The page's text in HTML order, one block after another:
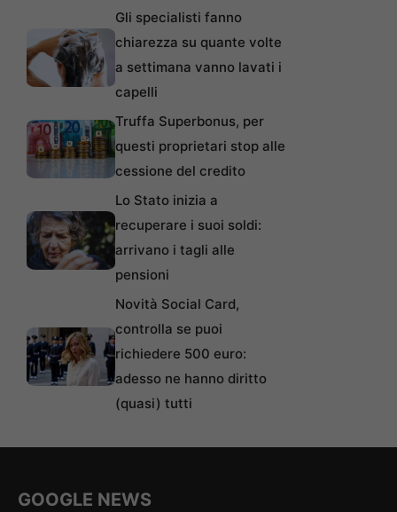
Gli specialisti fanno
chiarezza su quante volte
a settimana vanno lavati i
capelli
Truffa Superbonus, per
questi proprietari stop alle
cessione del credito
Lo Stato inizia a
recuperare i suoi soldi:
arrivano i tagli alle
pensioni
Novità Social Card,
controlla se puoi
richiedere 500 euro:
adesso ne hanno diritto
(quasi) tutti
GOOGLE NEWS